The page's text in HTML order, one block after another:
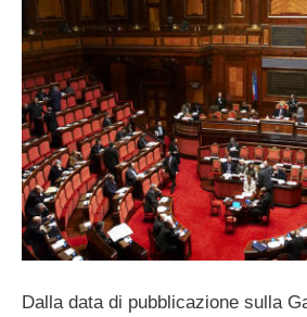
Dalla data di pubblicazione sulla